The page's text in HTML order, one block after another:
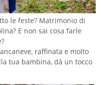
le feste? Matrimonio di
E non sai cosa farle
raffinata e molto
tua bambina, dà un tocco